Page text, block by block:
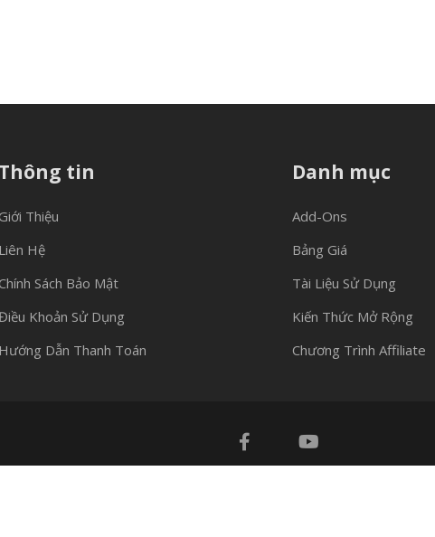
Thông tin
Giới Thiệu
Liên Hệ
Sách Bảo Mật
Khoản Sử Dụng
Hướng Dẫn Thanh Toán
Danh mục
Add-Ons
Bảng Giá
Tài Liệu Sử Dụng
Kiến Thức Mở Rộng
Chương Trình Affiliate